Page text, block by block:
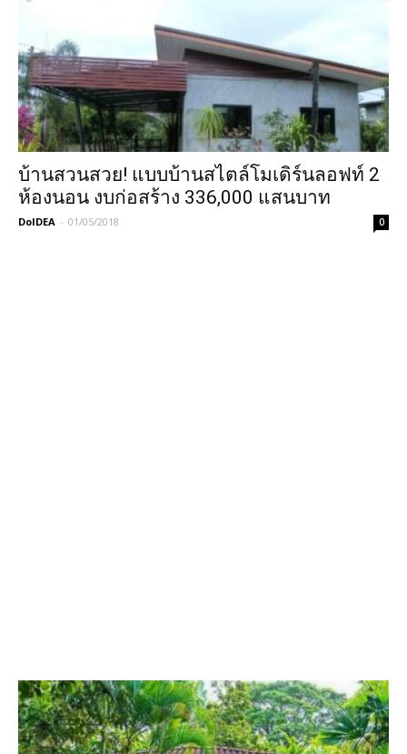
บ้านสวนสวย! แบบบ้านสไตล์โมเดิร์นลอฟท์ 2
ห้องนอน งบก่อสร้าง 336,000 แสนบาท
DoIDEA - 01/05/2018 0